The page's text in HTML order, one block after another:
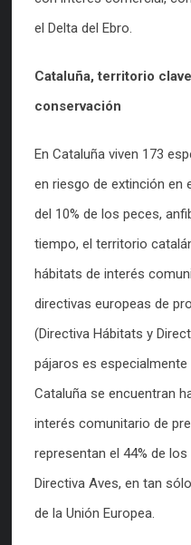
el Delta del Ebro.
Cataluña, territorio
conservación
En Cataluña viven 173
en riesgo de extinción en
del 10% de los peces,
tiempo, el territorio
hábitats de interés
directivas europeas de
(Directiva Hábitats y
pájaros es especialmente
Cataluña se encuentran
interés comunitario de
representan el 44% de
Directiva Aves, en tan
de la Unión Europea.